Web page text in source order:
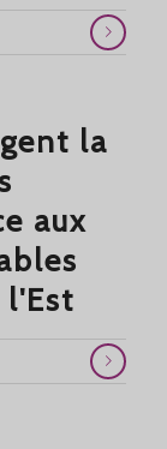
la
aux